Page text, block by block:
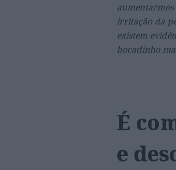
irritação da
existem
bocadinho
É
e